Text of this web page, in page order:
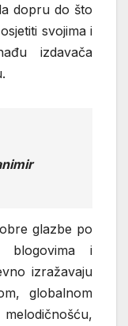
dopru do što
svojima i
izdavača
glazbe po
blogovima i
izražavaju
globalnom